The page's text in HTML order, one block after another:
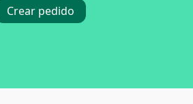
Crear pedido